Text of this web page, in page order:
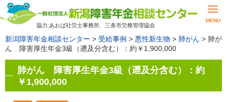
協力:あおば社労士事務所、三条市労務管理協会
MENU
新潟障害年金相談センター > 受給事例 > 悪性新生物 > 肺がん > 肺が
ん 障害厚生年金3級（遡及分含む）：約￥1,900,000
肺がん 障害厚生年金3級（遡及分含む）：約
￥1,900,000